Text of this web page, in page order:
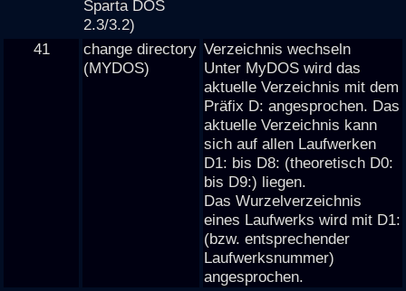
Sparta DOS
2.3/3.2)
41
change directory
(MYDOS)
Verzeichnis wechseln
Unter MyDOS wird das
aktuelle Verzeichnis mit dem
Präfix D: angesprochen. Das
aktuelle Verzeichnis kann
sich auf allen Laufwerken
D1: bis D8: (theoretisch D0:
bis D9:) liegen.
Das Wurzelverzeichnis
eines Laufwerks wird mit D1:
(bzw. entsprechender
Laufwerksnummer)
angesprochen.